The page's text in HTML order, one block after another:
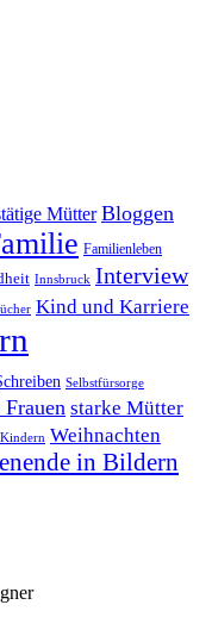
Mütter Bloggen
Familienleben
Innsbruck Interview
Kind und Karriere
Selbstfürsorge
Frauen starke Mütter
Weihnachten
in Bildern